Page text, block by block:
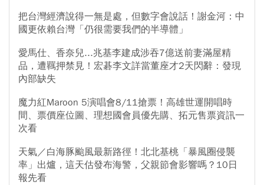
把台灣經濟說得一無是處，但數字會說話！謝金河：中
國更依賴台灣「仍很需要我們的半導體」
愛馬仕、香奈兒...兆基李建成涉吞7億送前妻滿屋精
品，遭羈押禁見！宏碁李文詳當董座才2天閃辭：發現
內部缺失
魔力紅Maroon 5演唱會8/11搶票！高雄世運開唱時
間、票價座位圖、理想國會員優先購、拓元售票資訊一
次看
天氣／白海豚颱風最新路徑！北北基桃「暴風圈侵襲
率」出爐，這天估發布海警，父親節會影響嗎？10日
報先看